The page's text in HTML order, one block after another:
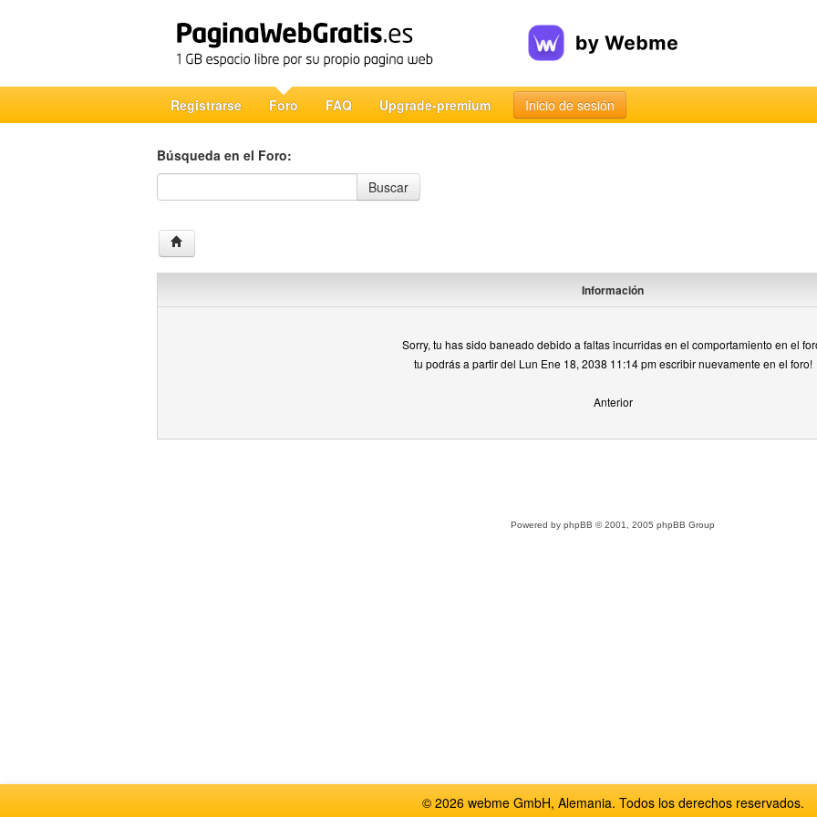
Registrarse Foro FAQ Upgrade-premium Inicio de sesión
Búsqueda en el Foro:
Búsqueda en el Foro
Buscar
Información
Sorry, tu has sido baneado debido a faltas incurridas en el comportamiento en el
tu podrás a partir del Lun Ene 18, 2038 11:14 pm escribir nuevamente en el foro!
Anterior
Powered by phpBB © 2001, 2005 phpBB Group
© 2026 webme GmbH, Alemania. Todos los derechos reservados.